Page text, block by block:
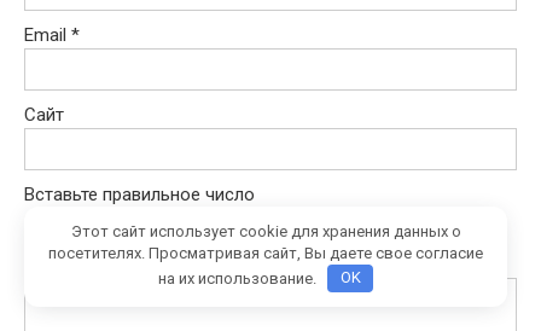
Email *
Сайт
Вставьте правильное число
seventy three −
= sixty seven
Комментарий
Этот сайт использует cookie для хранения данных о
посетителях. Просматривая сайт, Вы даете свое согласие
на их использование.
OK